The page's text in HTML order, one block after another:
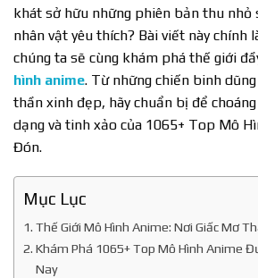
khát sở hữu những phiên bản thu nhỏ
nhân vật yêu thích? Bài viết này chính
chúng ta sẽ cùng khám phá thế giới
hình anime. Từ những chiến binh
thần xinh đẹp, hãy chuẩn bị để
dạng và tinh xảo của 1065+ Top Mô
Đón.
Mục Lục
Thế Giới Mô Hình Anime: Nơi Giấc Mơ
Khám Phá 1065+ Top Mô Hình Anime
Nay